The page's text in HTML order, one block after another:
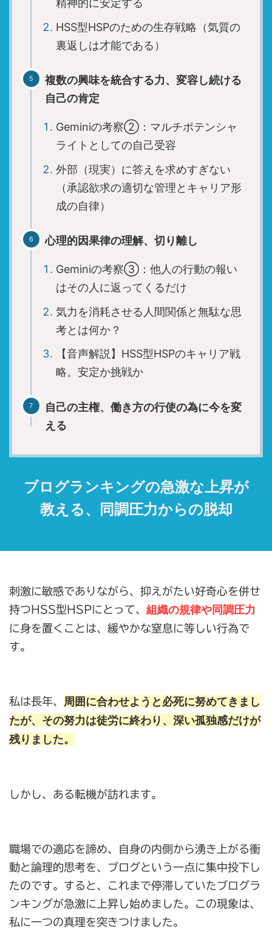
精神的に安定する
HSS型HSPのための生存戦略（気質の
裏返しは才能である）
複数の興味を統合する力、変容し続ける
自己の肯定
Geminiの考察②：マルチポテンシャ
ライトとしての自己受容
外部（現実）に答えを求めすぎない
（承認欲求の適切な管理とキャリア形
成の自律）
心理的因果律の理解、切り離し
Geminiの考察③：他人の行動の報い
はその人に返ってくるだけ
気力を消耗させる人間関係と無駄な思
考とは何か？
【音声解説】HSS型HSPのキャリア戦
略。安定か挑戦か
自己の主権、働き方の行使の為に今を変
える
ブログランキングの急激な上昇が
教える、同調圧力からの脱却
刺激に敏感でありながら、抑えがたい好奇心を併せ
持つHSS型HSPにとって、 組織の規律や同調圧力
に身を置くことは、緩やかな窒息に等しい行為で
す。
私は長年、 周囲に合わせようと必死に努めてきまし
たが、その努力は徒労に終わり、深い孤独感だけが
残りました。
しかし、ある転機が訪れます。
職場での適応を諦め、自身の内側から湧き上がる衝
動と論理的思考を、ブログという一点に集中投下し
たのです。すると、これまで停滞していたブログラ
ンキングが急激に上昇し始めました。この現象は、
私に一つの真理を突きつけました。